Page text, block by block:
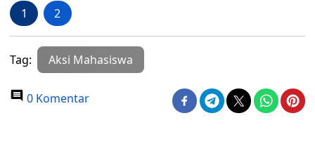
1 2
Tag: Aksi Mahasiswa
0 Komentar